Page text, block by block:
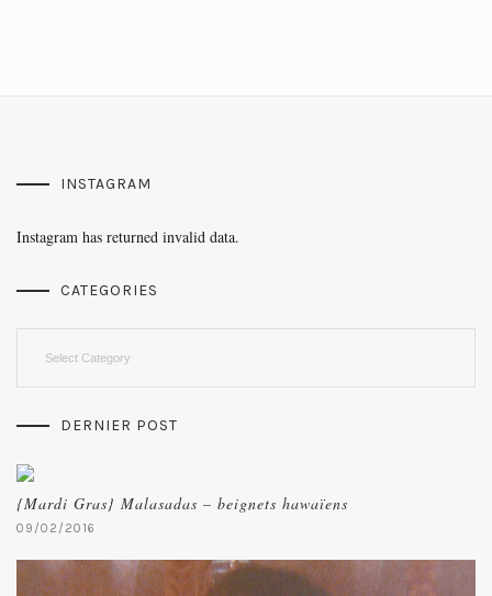
INSTAGRAM
Instagram has returned invalid data.
CATEGORIES
DERNIER POST
{Mardi Gras} Malasadas – beignets hawaïens
09/02/2016